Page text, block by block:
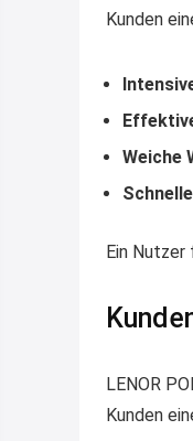
Kunden
Weiche
Ein
LENOR
Kunden